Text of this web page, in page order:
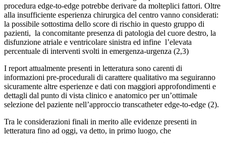
procedura edge-to-edge potrebbe derivare da molteplici fattori. Oltre
alla insufficiente esperienza chirurgica del centro vanno considerati:
la possibile sottostima dello score di rischio in questo gruppo di
pazienti, la concomitante presenza di patologia del cuore destro, la
disfunzione atriale e ventricolare sinistra ed infine l’elevata
percentuale di interventi svolti in emergenza-urgenza (2,3)
I report attualmente presenti in letteratura sono carenti di
informazioni pre-procedurali di carattere qualitativo ma seguiranno
sicuramente altre esperienze e dati con maggiori approfondimenti e
dettagli dal punto di vista clinico e anatomico per un’ottimale
selezione del paziente nell’approccio transcatheter edge-to-edge (2).
Tra le considerazioni finali in merito alle evidenze presenti in
letteratura fino ad oggi, va detto, in primo luogo, che